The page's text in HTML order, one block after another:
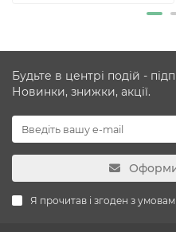
Будьте в центрі подій -
Новинки, знижки, акції.
Я прочитав і згоден з